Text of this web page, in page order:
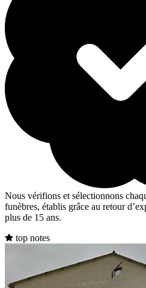
Nous vérifions et sélectionnons
funèbres, établis grâce au retour
plus de 15 ans.
top notes